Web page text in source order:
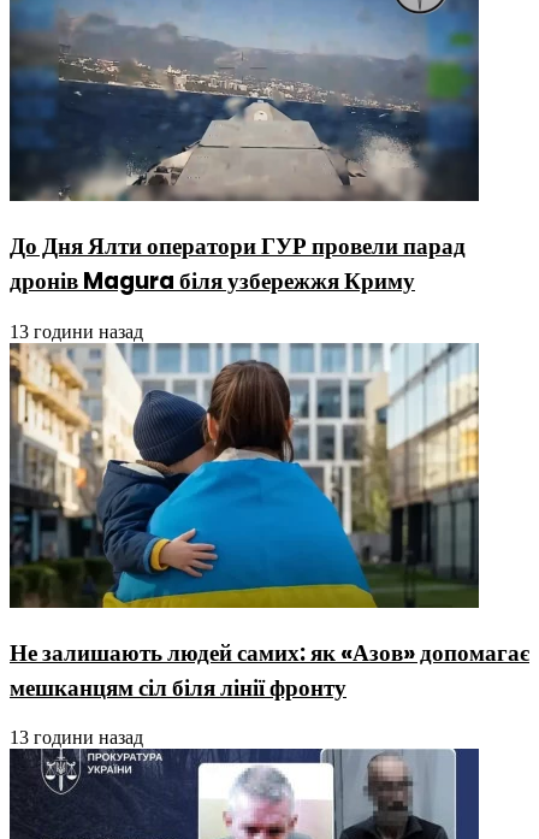
До Дня Ялти оператори ГУР провели парад
дронів Magura біля узбережжя Криму
13 години назад
Не залишають людей самих: як «Азов» допомагає
мешканцям сіл біля лінії фронту
13 години назад